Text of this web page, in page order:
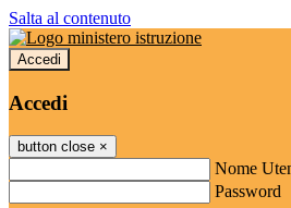
Salta al contenuto
Accedi
Accedi
button close ×
Nome
Password